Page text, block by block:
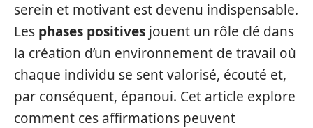
serein et motivant est devenu indispensable.
Les phases positives jouent un rôle clé dans
la création d’un environnement de travail où
chaque individu se sent valorisé, écouté et,
par conséquent, épanoui. Cet article explore
comment ces affirmations peuvent